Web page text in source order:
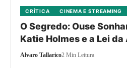
CRÍTICA CINEMA E STREAMING
O Segredo: Ouse
Katie Holmes e a Lei
Alvaro Tallarico2 Min Leitura